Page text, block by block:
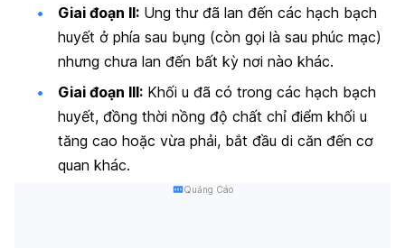
Giai đoạn II: Ung thư đã lan đến các hạch bạch
huyết ở phía sau bụng (còn gọi là sau phúc mạc)
nhưng chưa lan đến bất kỳ nơi nào khác.
Giai đoạn III: Khối u đã có trong các hạch bạch
huyết, đồng thời nồng độ chất chỉ điểm khối u
tăng cao hoặc vừa phải, bắt đầu di căn đến cơ
quan khác.
Quảng Cáo